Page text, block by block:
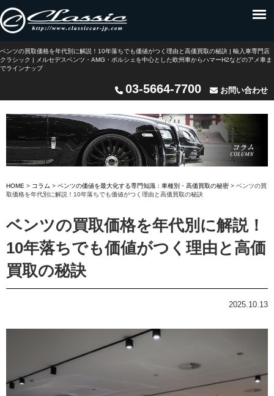
ベンツの買取価格を年代別に解説！10年落ちでも価値がつく理由と高価買取の秘訣 | 輸入車専門店
クラシック | メルセデスベンツ・AMG・ポルシェを中心とした欧州車からハマーH2などのアメ車ま
でラインナップ
03-5664-7700 お問い合わせ
HOME > コラム > ベンツの価値を最大化する専門知識：車種別・高価買取の秘密 > ベンツの買
取価格を年代別に解説！10年落ちでも価値がつく理由と高価買取の秘訣
ベンツの買取価格を年代別に解説！
10年落ちでも価値がつく理由と高価
買取の秘訣
2025.10.13